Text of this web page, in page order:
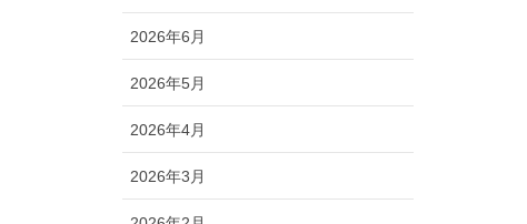
2026年6月
2026年5月
2026年4月
2026年3月